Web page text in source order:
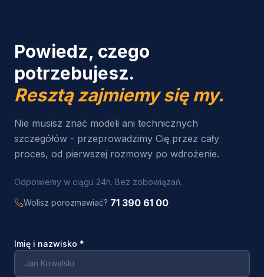
Powiedz, czego
potrzebujesz.
Resztą zajmiemy się my.
Nie musisz znać modeli ani technicznych
szczegółów - przeprowadzimy Cię przez cały
proces, od pierwszej rozmowy po wdrożenie.
Odpowiemy w ciągu 24h. Bez zobowiązań.
Wolisz porozmawiać? 71 390 61 00
Imię i nazwisko *